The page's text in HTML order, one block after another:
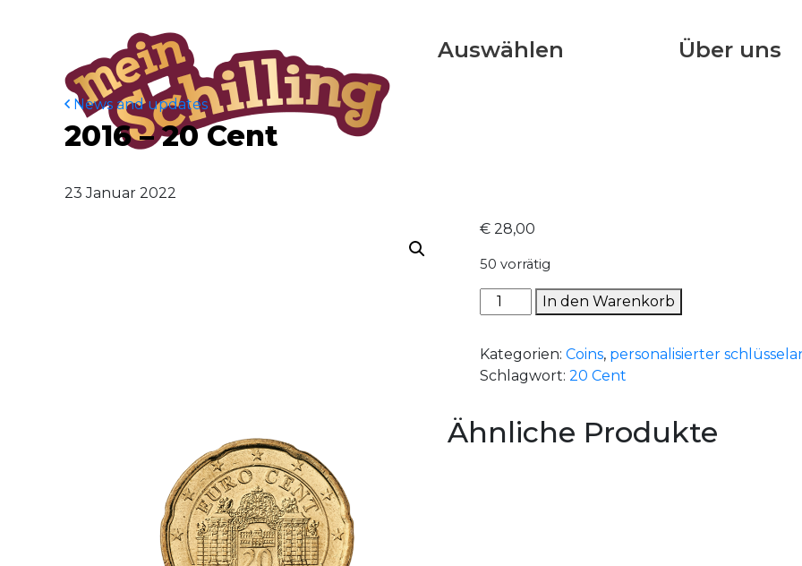
Auswählen Über uns
News and updates
2016 – 20 Cent
23 Januar 2022
€ 28,00
50 vorrätig
2016
-
Cent
Menge
In den Warenkorb
Kategorien:Coins, personalisierter
Schlagwort:20 Cent
Ähnliche Produkte